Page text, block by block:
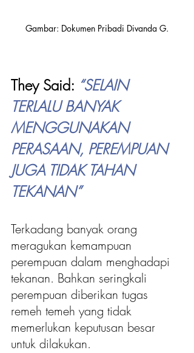
Gambar: Dokumen Pribadi Divanda G.
They Said: “SELAIN
TERLALU BANYAK
MENGGUNAKAN
PERASAAN, PEREMPUAN
JUGA TIDAK TAHAN
TEKANAN”
Terkadang banyak orang
meragukan kemampuan
perempuan dalam menghadapi
tekanan. Bahkan seringkali
perempuan diberikan tugas
remeh temeh yang tidak
memerlukan keputusan besar
untuk dilakukan.